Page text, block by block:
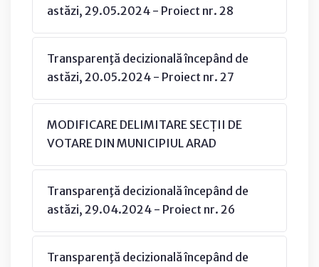
astăzi, 29.05.2024 - Proiect nr. 28
Transparenţă decizională începând de
astăzi, 20.05.2024 - Proiect nr. 27
MODIFICARE DELIMITARE SECȚII DE
VOTARE DIN MUNICIPIUL ARAD
Transparenţă decizională începând de
astăzi, 29.04.2024 - Proiect nr. 26
Transparenţă decizională începând de